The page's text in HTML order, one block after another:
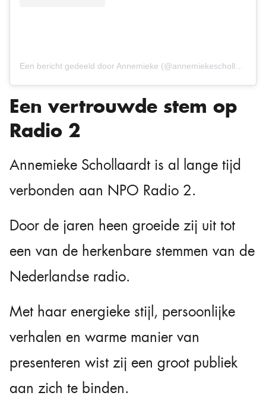
Een bericht gedeeld door Annemieke (@annemiekeschollaardt)
Een vertrouwde stem op
Radio 2
Annemieke Schollaardt is al lange tijd
verbonden aan NPO Radio 2.
Door de jaren heen groeide zij uit tot
een van de herkenbare stemmen van de
Nederlandse radio.
Met haar energieke stijl, persoonlijke
verhalen en warme manier van
presenteren wist zij een groot publiek
aan zich te binden.